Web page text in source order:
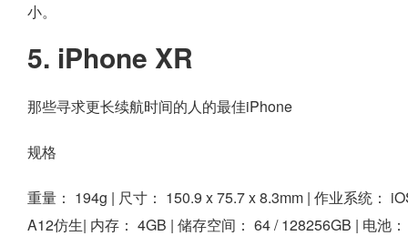
小。
5. iPhone XR
那些寻求更长续航时间的人的最佳iPhone
规格
重量： 194g | 尺寸： 150.9 x 75.7 x 8.3mm | 作业系统：
A12仿生| 内存： 4GB | 储存空间： 64 / 128256GB | 电池：